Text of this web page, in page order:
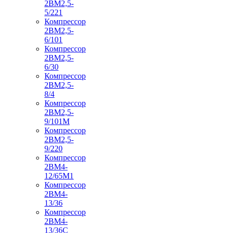
2ВМ2,5-
5/221
Компрессор
2ВМ2,5-
6/101
Компрессор
2ВМ2,5-
6/30
Компрессор
2ВМ2,5-
8/4
Компрессор
2ВМ2,5-
9/101М
Компрессор
2ВМ2,5-
9/220
Компрессор
2ВМ4-
12/65М1
Компрессор
2ВМ4-
13/36
Компрессор
2ВМ4-
13/36С